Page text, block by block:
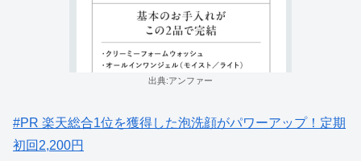
出典:アンファー
#PR 楽天総合1位を獲得した泡洗顔がパワーアップ！定期
初回2,200円